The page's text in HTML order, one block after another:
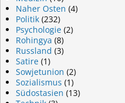
Naher Osten (4)
Politik (232)
Psychologie (2)
Rohingya (8)
Russland (3)
Satire (1)
Sowjetunion (2)
Sozialismus (1)
Südostasien (13)